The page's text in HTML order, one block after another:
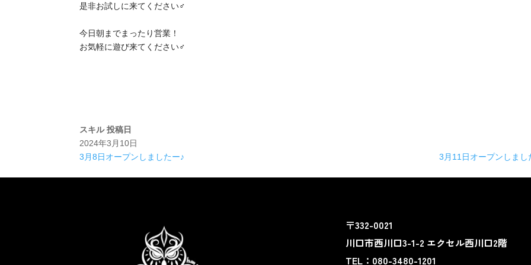
是非お試しに来てください‍♂️
今日朝までまったり営業！
お気軽に遊び来てください‍♂️
スキル 投稿日
2024年3月10日
3月8日オープンしましたー♪
3月11日オープンしまし
〒332-0021
川口市西川口3-1-2 エクセル西川口2階
TEL：080-3480-1201